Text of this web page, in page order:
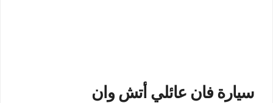
سيارة فان عائلي أتش وان